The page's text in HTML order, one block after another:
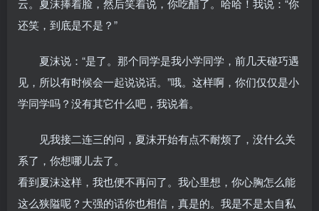
云。夏沫捧着脸，然后笑着说，你吃醋了。哈哈！我说：“你
还笑，到底是不是？”
夏沫说：“是了。那个同学是我小学同学，前几天碰巧遇
见，所以有时候会一起说说话。”哦。这样啊，你们仅仅是小
学同学吗？没有其它什么吧，我说着。
见我接二连三的问，夏沫开始有点不耐烦了，没什么关
系了，你想哪儿去了。
看到夏沫这样，我也便不再问了。我心里想，你心胸怎么能
这么狭隘呢？大强的话你也相信，真是的。我是不是太自私